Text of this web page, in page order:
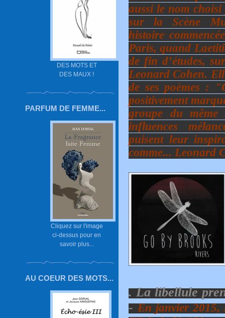
DES MOTS ET
DES MAUX !
PARFUM DE FEMME...
Cliquez sur l'image
ci-dessus pour en
savoir plus...
AU COEUR DES MOTS...
aussi le nom
sur la Scène
histoire
Paris, quand
de fin d’études,
Leonard Cohen.
de ses poèmes :
positivement
groupe du
influences
puisent leur
comme... Leonard
. La libellule
-En janvier 2015,